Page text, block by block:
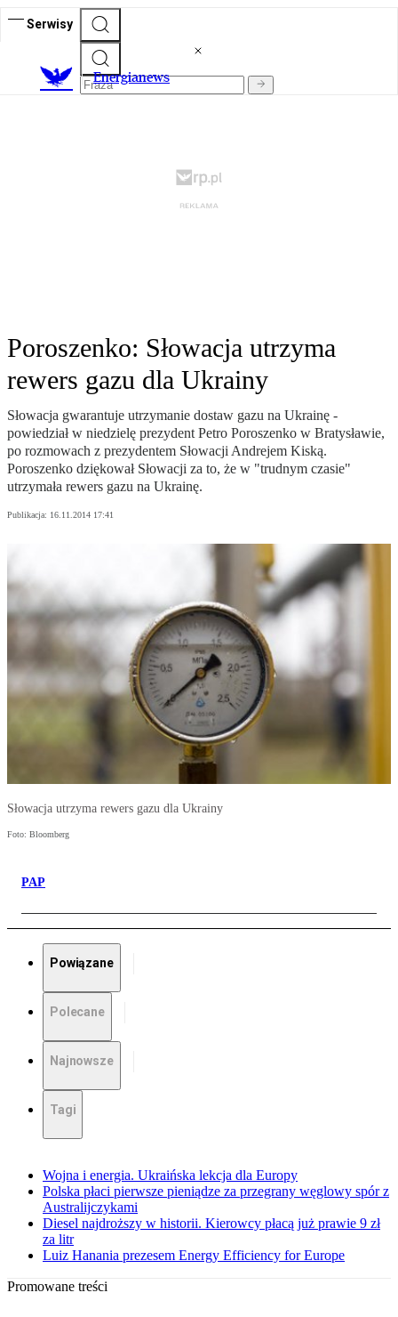
Serwisy
Energianews
Poroszenko: Słowacja utrzyma
rewers gazu dla Ukrainy
Słowacja gwarantuje utrzymanie dostaw gazu na Ukrainę -
powiedział w niedzielę prezydent Petro Poroszenko w Bratysławie,
po rozmowach z prezydentem Słowacji Andrejem Kiską.
Poroszenko dziękował Słowacji za to, że w "trudnym czasie"
utrzymała rewers gazu na Ukrainę.
Publikacja: 16.11.2014 17:41
Słowacja utrzyma rewers gazu dla Ukrainy
Foto: Bloomberg
PAP
Powiązane
Polecane
Najnowsze
Tagi
Wojna i energia. Ukraińska lekcja dla Europy
Polska płaci pierwsze pieniądze za przegrany węglowy spór z
Australijczykami
Diesel najdroższy w historii. Kierowcy płacą już prawie 9 zł
za litr
Luiz Hanania prezesem Energy Efficiency for Europe
Promowane treści